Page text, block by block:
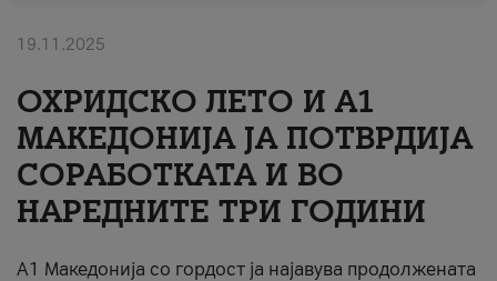
#ПодобарОнлајн
19.11.2025
ОХРИДСКО ЛЕТО И A1
МАКЕДОНИЈА ЈА ПОТВРДИЈА
СОРАБОТКАТА И ВО
НАРЕДНИТЕ ТРИ ГОДИНИ
A1 Македонија со гордост ја најавува продолжената